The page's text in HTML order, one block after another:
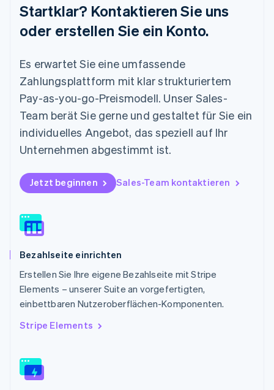
Startklar? Kontaktieren Sie uns
oder erstellen Sie ein Konto.
Es erwartet Sie eine umfassende
Zahlungsplattform mit klar strukturiertem
Pay-as-you-go-Preismodell. Unser Sales-
Team berät Sie gerne und gestaltet für Sie ein
individuelles Angebot, das speziell auf Ihr
Unternehmen abgestimmt ist.
Jetzt beginnen Sales-Team kontaktieren
Bezahlseite einrichten
Erstellen Sie Ihre eigene Bezahlseite mit Stripe
Elements – unserer Suite an vorgefertigten,
einbettbaren Nutzeroberflächen-Komponenten.
Stripe Elements
English
EspañolEnglish
English
NederlandsEnglish
Norwegen
English
Österreich
Deutsch English
Polen
Portugal
PortuguêsEnglish
Rumänien
Schweden
Svenska
DeutschFrançaisItaliano
Singapur
Slowakei
English
Slowenien
China
English